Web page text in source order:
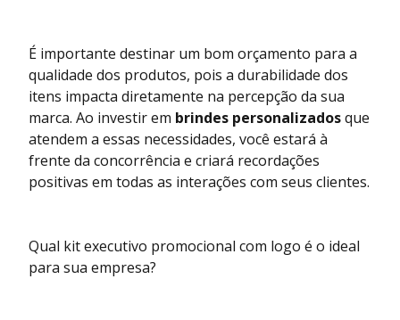
É importante destinar um bom orçamento para a
qualidade dos produtos, pois a durabilidade dos
itens impacta diretamente na percepção da sua
marca. Ao investir em brindes personalizadosque
atendem a essas necessidades, você estará à
frente da concorrência e criará recordações
positivas em todas as interações com seus clientes.
Qual kit executivo promocional com logo é o ideal
para sua empresa?